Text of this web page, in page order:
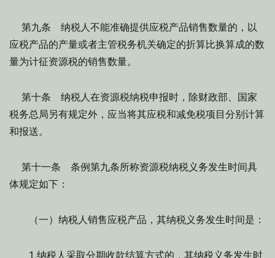
第九条 纳税人不能准确提供应税产品销售数量的，以
应税产品的产量或者主管税务机关确定的折算比换算成的数
量为计征资源税的销售数量。
第十条 纳税人在资源税纳税申报时，除财政部、国家
税务总局另有规定外，应当将其应税和减免税项目分别计算
和报送。
第十一条 条例第九条所称资源税纳税义务发生时间具
体规定如下：
（一）纳税人销售应税产品，其纳税义务发生时间是：
1.纳税人采取分期收款结算方式的，其纳税义务发生时